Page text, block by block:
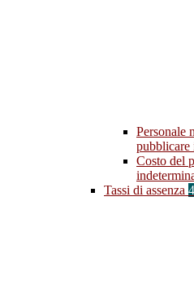
Personale
pubblicare
Costo del
Tassi di assenza